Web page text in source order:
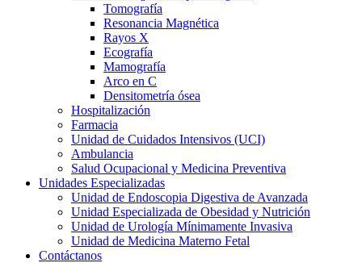
Tomografía
Resonancia Magnética
Rayos X
Ecografía
Mamografía
Arco en C
Densitometría ósea
Hospitalización
Farmacia
Unidad de Cuidados Intensivos (UCI)
Ambulancia
Salud Ocupacional y Medicina Preventiva
Unidades Especializadas
Unidad de Endoscopia Digestiva de Avanzada
Unidad Especializada de Obesidad y Nutrición
Unidad de Urología Mínimamente Invasiva
Unidad de Medicina Materno Fetal
Contáctanos